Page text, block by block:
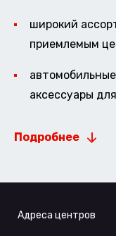
широкий
приемлемым
аксессуары
Подробнее
Адреса центров